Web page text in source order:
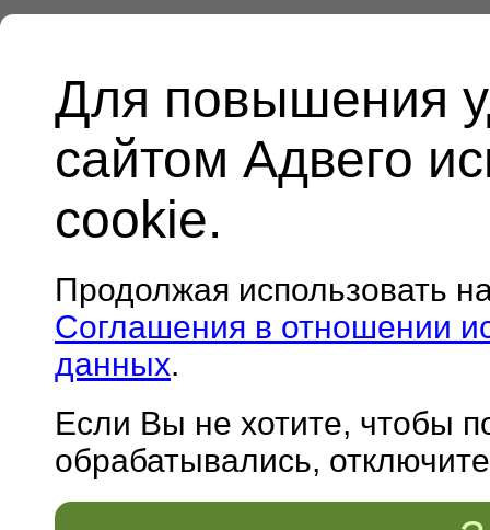
Для повышения
сайтом Адвего
cookie.
Продолжая использовать
Соглашения в отношении
данных.
Если Вы не хотите, чтобы
обрабатывались,